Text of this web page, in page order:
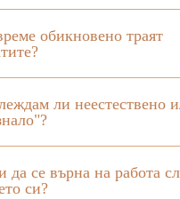
обикновено траят
ли неестествено
да се върна на работа
си?